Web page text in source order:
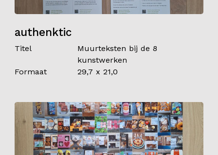
authenktic
Titel
Muurteksten bij de 8
kunstwerken
Formaat
29,7 x 21,0